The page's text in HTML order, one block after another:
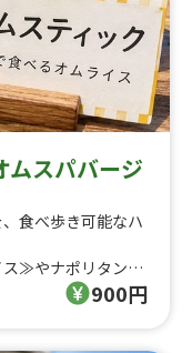
ムスパバージ
食べ歩き可能なハ
≫やナポリタンを
選び頂けます。
900円